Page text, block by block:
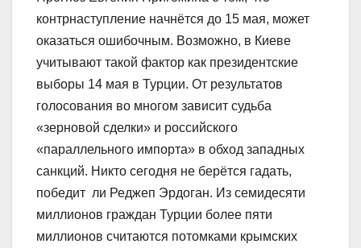
контрнаступление начнётся до 15 мая, может
оказаться ошибочным. Возможно, в Киеве
учитывают такой фактор как президентские
выборы 14 мая в Турции. От результатов
голосования во многом зависит судьба
«зерновой сделки» и российского
«параллельного импорта» в обход западных
санкций. Никто сегодня не берётся гадать,
победит ли Реджеп Эрдоган. Из семидесяти
миллионов граждан Турции более пяти
миллионов считаются потомками крымских